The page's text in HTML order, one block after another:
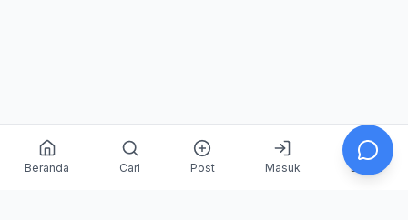
Beranda Cari Post Masuk Daftar